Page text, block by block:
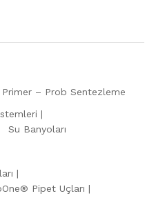
Primer – Prob Sentezleme
Su Banyoları
Pipet Uçları